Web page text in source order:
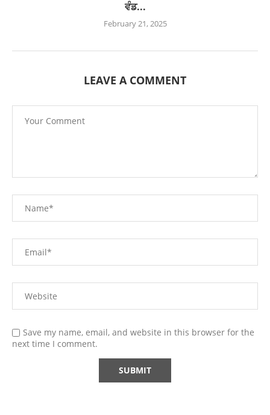
ਵੰਡ...
February 21, 2025
LEAVE A COMMENT
Save my name, email, and website in this browser for the
next time I comment.